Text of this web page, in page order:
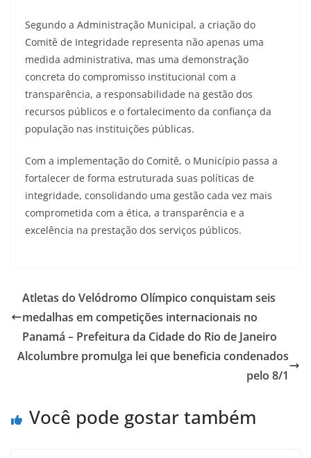
Segundo a Administração Municipal, a criação do
Comitê de Integridade representa não apenas uma
medida administrativa, mas uma demonstração
concreta do compromisso institucional com a
transparência, a responsabilidade na gestão dos
recursos públicos e o fortalecimento da confiança da
população nas instituições públicas.
Com a implementação do Comitê, o Município passa a
fortalecer de forma estruturada suas políticas de
integridade, consolidando uma gestão cada vez mais
comprometida com a ética, a transparência e a
excelência na prestação dos serviços públicos.
Atletas do Velódromo Olímpico conquistam seis
medalhas em competições internacionais no
Panamá – Prefeitura da Cidade do Rio de Janeiro
Alcolumbre promulga lei que beneficia condenados
pelo 8/1
Você pode gostar também